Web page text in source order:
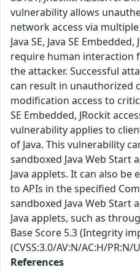
vulnerability allows
network access via
Java SE, Java SE
require human interaction
the attacker. Successful
can result in unauthorized
modification access to
SE Embedded, JRockit
vulnerability applies to
of Java. This vulnerability
sandboxed Java Web Start
Java applets. It can also
to APIs in the specified
sandboxed Java Web Start
Java applets, such as
Base Score 5.3 (Integrity
(CVSS:3.0/AV:N/AC:H/PR:N/
References